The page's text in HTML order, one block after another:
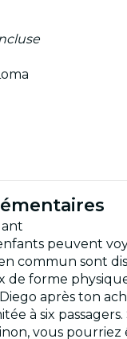
peuvent
commun sont
de forme
Diego après ton
à six
vous